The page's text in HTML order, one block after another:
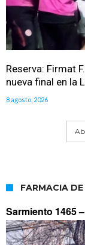
Reserva: Firmat
nueva final en la
8 agosto, 2026
FARMACIA
Sarmiento 1465 –